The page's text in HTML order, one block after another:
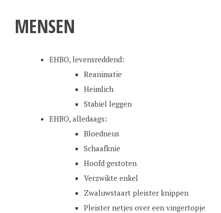
MENSEN
EHBO, levensreddend:
Reanimatie
Heimlich
Stabiel leggen
EHBO, alledaags:
Bloedneus
Schaafknie
Hoofd gestoten
Verzwikte enkel
Zwaluwstaart pleister knippen
Pleister netjes over een vingertopje